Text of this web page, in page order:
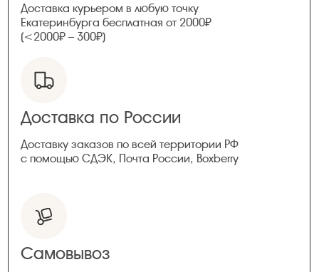
Доставка курьером в любую точку
Екатеринбурга бесплатная от 2000₽
(<2000₽ – 300₽)
Доставка по России
Доставку заказов по всей территории РФ
с помощью СДЭК, Почта России, Boxberry
Самовывоз